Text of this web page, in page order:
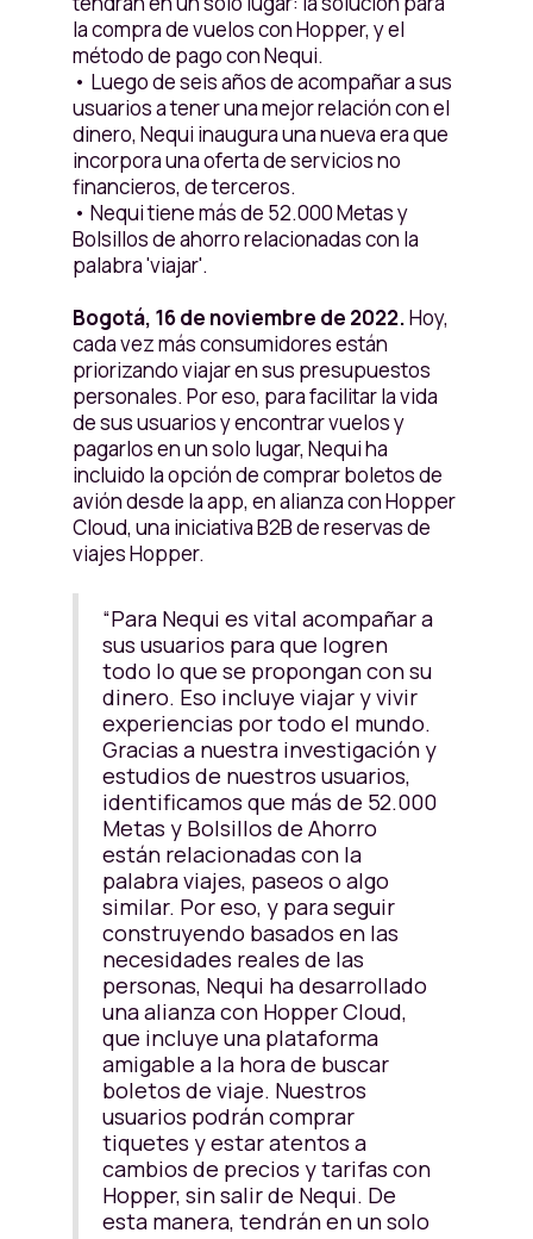
la compra de vuelos con Hopper, y el
método de pago con Nequi.
• Luego de seis años de acompañar a sus
usuarios a tener una mejor relación con el
dinero, Nequi inaugura una nueva era que
incorpora una oferta de servicios no
financieros, de terceros.
• Nequi tiene más de 52.000 Metas y
Bolsillos de ahorro relacionadas con la
palabra 'viajar'.
Bogotá, 16 de noviembre de 2022.Hoy,
cada vez más consumidores están
priorizando viajar en sus presupuestos
personales. Por eso, para facilitar la vida
de sus usuarios y encontrar vuelos y
pagarlos en un solo lugar, Nequi ha
incluido la opción de comprar boletos de
avión desde la app, en alianza con Hopper
Cloud, una iniciativa B2B de reservas de
viajes Hopper.
“Para Nequi es vital acompañar a
sus usuarios para que logren
todo lo que se propongan con su
dinero. Eso incluye viajar y vivir
experiencias por todo el mundo.
Gracias a nuestra investigación y
estudios de nuestros usuarios,
identificamos que más de 52.000
Metas y Bolsillos de Ahorro
están relacionadas con la
palabra viajes, paseos o algo
similar. Por eso, y para seguir
construyendo basados en las
necesidades reales de las
personas, Nequi ha desarrollado
una alianza con Hopper Cloud,
que incluye una plataforma
amigable a la hora de buscar
boletos de viaje. Nuestros
usuarios podrán comprar
tiquetes y estar atentos a
cambios de precios y tarifas con
Hopper, sin salir de Nequi. De
esta manera, tendrán en un solo